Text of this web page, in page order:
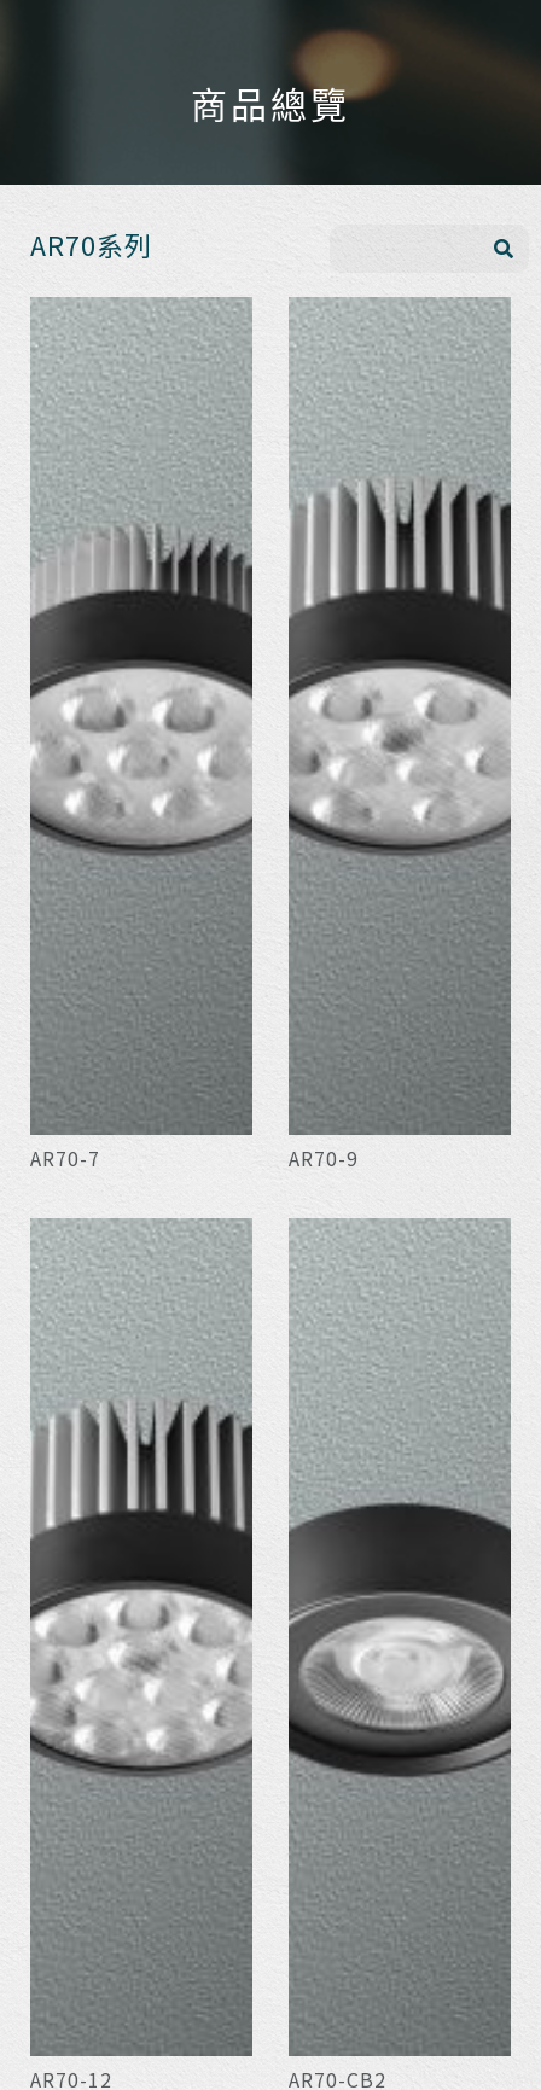
商品總覽
AR70系列
AR70-7 AR70-9
AR70-12 AR70-CB2